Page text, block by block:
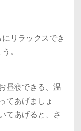
リラックスでき
。
昼寝できる、温
てあげましょ
てあげると、さ